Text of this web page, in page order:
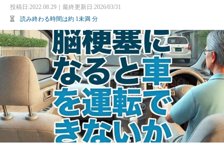
投稿日:2022.08.29｜最終更新日:2026/03/31
読み終わる時間は約 1未満 分